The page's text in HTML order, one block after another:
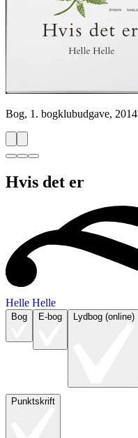
Bog, 1. bogklubudgave, 2014
Hvis det er
Helle Helle
Bog E-bog Lydbog (online)
Punktskrift